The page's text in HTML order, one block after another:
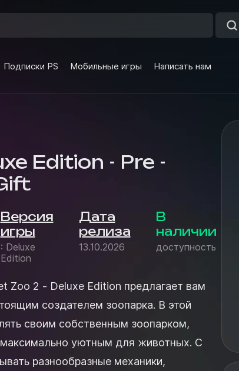
Подписки PS Мобильные игры Написать нам
Edition - Pre -
Версия
игры
: Deluxe
Edition
Дата
релиза
13.10.2026
В
наличии
доступность
создателем зоопарка. В этой
своим собственным зоопарком,
уютным для животных. С
разнообразные механики,